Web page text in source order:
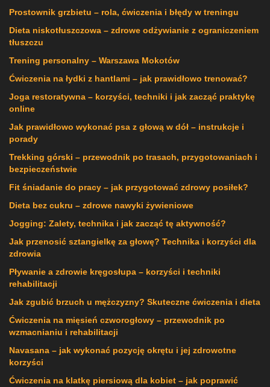
Prostownik grzbietu – rola, ćwiczenia i błędy w treningu
Dieta niskotłuszczowa – zdrowe odżywianie z ograniczeniem
tłuszczu
Trening personalny – Warszawa Mokotów
Ćwiczenia na łydki z hantlami – jak prawidłowo trenować?
Joga restoratywna – korzyści, techniki i jak zacząć praktykę
online
Jak prawidłowo wykonać psa z głową w dół – instrukcje i
porady
Trekking górski – przewodnik po trasach, przygotowaniach i
bezpieczeństwie
Fit śniadanie do pracy – jak przygotować zdrowy posiłek?
Dieta bez cukru – zdrowe nawyki żywieniowe
Jogging: Zalety, technika i jak zacząć tę aktywność?
Jak przenosić sztangielkę za głowę? Technika i korzyści dla
zdrowia
Pływanie a zdrowie kręgosłupa – korzyści i techniki
rehabilitacji
Jak zgubić brzuch u mężczyzny? Skuteczne ćwiczenia i dieta
Ćwiczenia na mięsień czworogłowy – przewodnik po
wzmacnianiu i rehabilitacji
Navasana – jak wykonać pozycję okrętu i jej zdrowotne
korzyści
Ćwiczenia na klatkę piersiową dla kobiet – jak poprawić